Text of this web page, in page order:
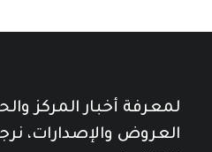
لمعرفة أخبار المركز
العروض والإصدارات،